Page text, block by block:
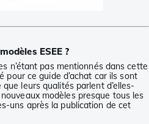
ESEE ?
n’étant pas mentionnés dans cette
pour ce guide d’achat car ils sont
leurs qualités parlent d’elles-
modèles presque tous les
uns après la publication de cet